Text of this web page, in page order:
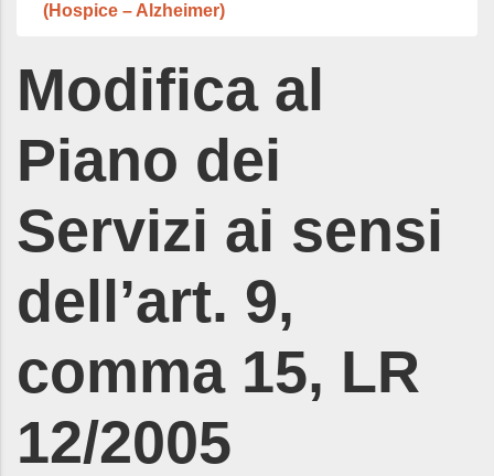
(Hospice – Alzheimer)
Modifica al
Piano dei
Servizi ai sensi
dell’art. 9,
comma 15, LR
12/2005